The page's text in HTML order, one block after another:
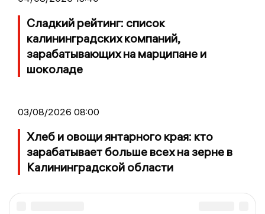
Сладкий рейтинг: список
калининградских компаний,
зарабатывающих на марципане и
шоколаде
03/08/2026 08:00
Хлеб и овощи янтарного края: кто
зарабатывает больше всех на зерне в
Калининградской области